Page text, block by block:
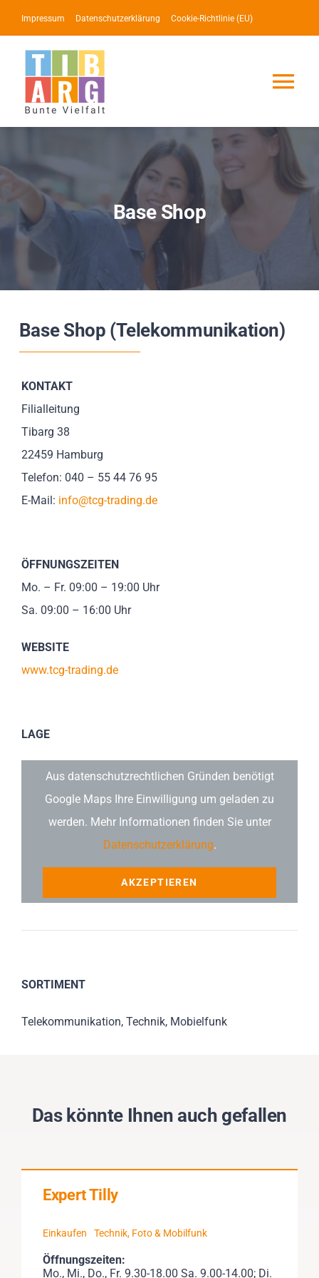
Inhalt
springen
Impressum Datenschutzerklärung Cookie-Richtlinie (EU)
Service
News
Impressionen
SUCHE
NACH:
Base Shop
Base Shop (Telekommunikation)
KONTAKT
Filialleitung
Tibarg 38
22459 Hamburg
Telefon: 040 – 55 44 76 95
E-Mail: info@tcg-trading.de
ÖFFNUNGSZEITEN
Mo. – Fr. 09:00 – 19:00 Uhr
Sa. 09:00 – 16:00 Uhr
WEBSITE
www.tcg-trading.de
LAGE
Aus datenschutzrechtlichen Gründen benötigt
Google Maps Ihre Einwilligung um geladen zu
werden. Mehr Informationen finden Sie unter
Datenschutzerklärung.
AKZEPTIEREN
SORTIMENT
Telekommunikation, Technik, Mobielfunk
Das könnte Ihnen auch gefallen
Expert Tilly
Einkaufen Technik, Foto & Mobilfunk
Öffnungszeiten:
Mo., Mi., Do., Fr. 9.30-18.00 Sa. 9.00-14.00; Di.